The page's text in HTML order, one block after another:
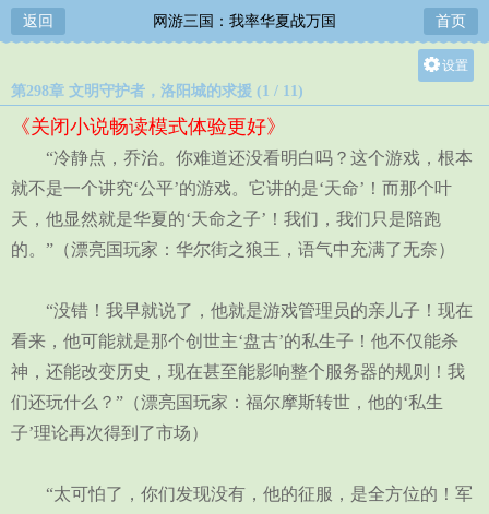
返回 网游三国：我率华夏战万国 首页
设置
中
小
第298章 文明守护者，洛阳城的求援 (1 / 11)
《关闭小说畅读模式体验更好》
“冷静点，乔治。你难道还没看明白吗？这个游戏，根本
就不是一个讲究‘公平’的游戏。它讲的是‘天命’！而那个叶
天，他显然就是华夏的‘天命之子’！我们，我们只是陪跑
的。”（漂亮国玩家：华尔街之狼王，语气中充满了无奈）
“没错！我早就说了，他就是游戏管理员的亲儿子！现在
看来，他可能就是那个创世主‘盘古’的私生子！他不仅能杀
神，还能改变历史，现在甚至能影响整个服务器的规则！我
们还玩什么？”（漂亮国玩家：福尔摩斯转世，他的‘私生
子’理论再次得到了市场）
“太可怕了，你们发现没有，他的征服，是全方位的！军